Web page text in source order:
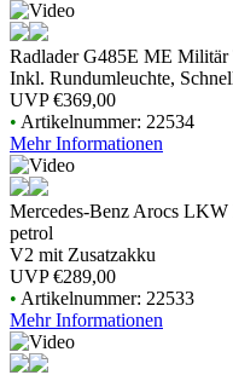
Radlader G485E ME
Inkl. Rundumleuchte,
UVP€369,00
• Artikelnummer: 22534
Mehr Informationen
Mercedes-Benz Arocs
petrol
V2 mit Zusatzakku
UVP€289,00
• Artikelnummer: 22533
Mehr Informationen